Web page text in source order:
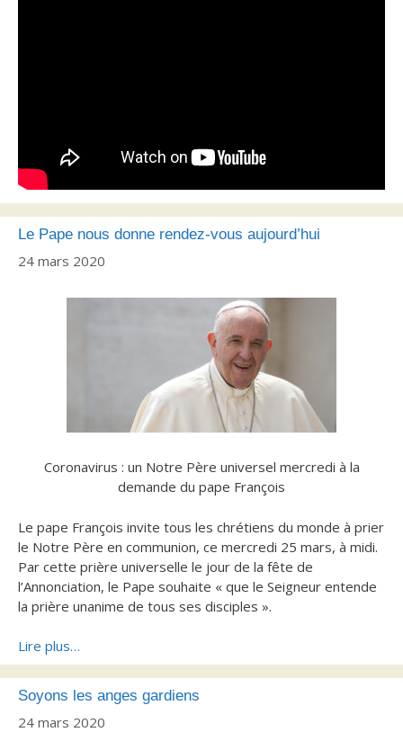
Le Pape nous donne rendez-vous aujourd’hui
24 mars 2020
Coronavirus : un Notre Père universel mercredi à la
demande du pape François
Le pape François invite tous les chrétiens du monde à prier
le Notre Père en communion, ce mercredi 25 mars, à midi.
Par cette prière universelle le jour de la fête de
l’Annonciation, le Pape souhaite « que le Seigneur entende
la prière unanime de tous ses disciples ».
Lire plus…
Soyons les anges gardiens
24 mars 2020